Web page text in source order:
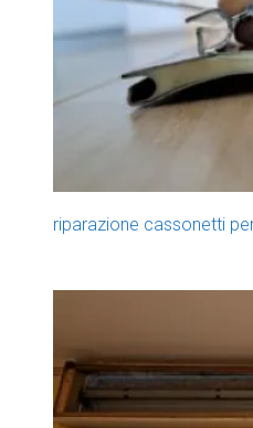
riparazione cassonetti